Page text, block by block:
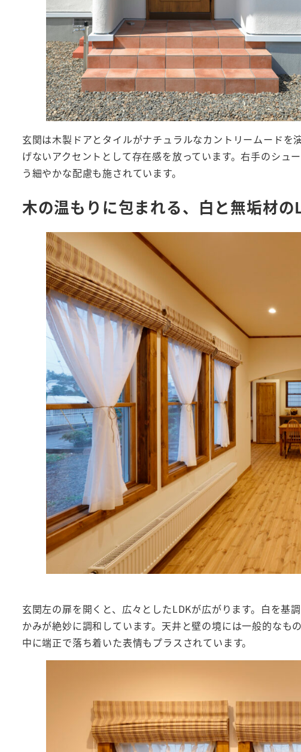
玄関は木製ドアとタイルがナチュラルなカントリームードを
げないアクセントとして存在感を放っています。右手のシュ
う細やかな配慮も施されています。
木の温もりに包まれる、白と無垢材の
玄関左の扉を開くと、広々としたLDKが広がります。白を基
かみが絶妙に調和しています。天井と壁の境には一般的な
中に端正で落ち着いた表情もプラスされています。